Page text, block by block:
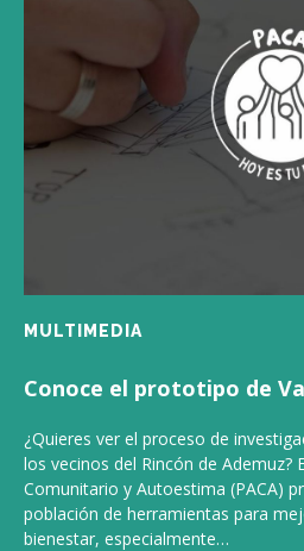
MULTIMEDIA
Conoce el prototipo de
¿Quieres ver el proceso de
los vecinos del Rincón de Ademuz?
Comunitario y Autoestima (PACA)
población de herramientas para
bienestar, especialmente…